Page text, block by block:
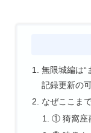
無限城編は“
記録更新の
なぜここま
① 猗窩座